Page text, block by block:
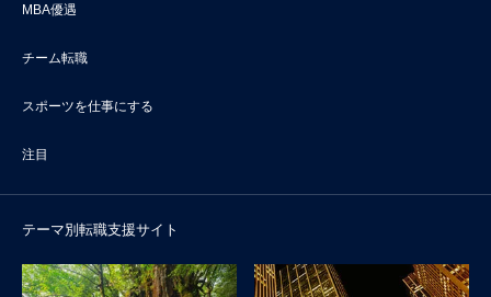
MBA優遇
チーム転職
スポーツを仕事にする
注目
テーマ別転職支援サイト